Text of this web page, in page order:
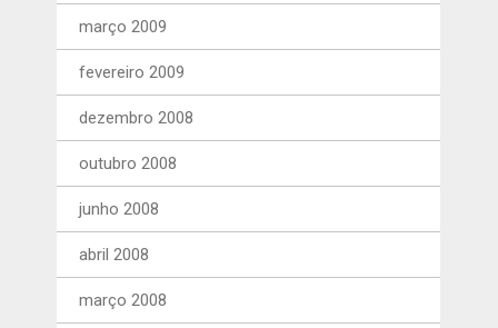
março 2009
fevereiro 2009
dezembro 2008
outubro 2008
junho 2008
abril 2008
março 2008